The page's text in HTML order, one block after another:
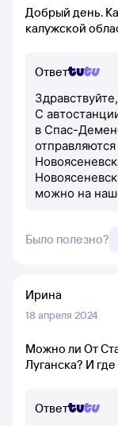
Добрый день.
калужской
Ответ
С
в Спас-
можно на
Было полезно?
Ирина
18 апреля 2024
Можно ли От
Луганска? И
Ответ